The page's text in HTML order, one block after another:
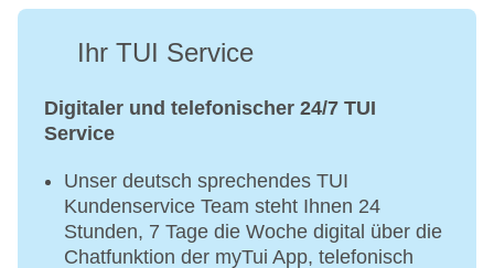
Ihr TUI Service
Digitaler und telefonischer 24/7 TUI
Service
Unser deutsch sprechendes TUI
Kundenservice Team steht Ihnen 24
Stunden, 7 Tage die Woche digital über die
Chatfunktion der myTui App, telefonisch